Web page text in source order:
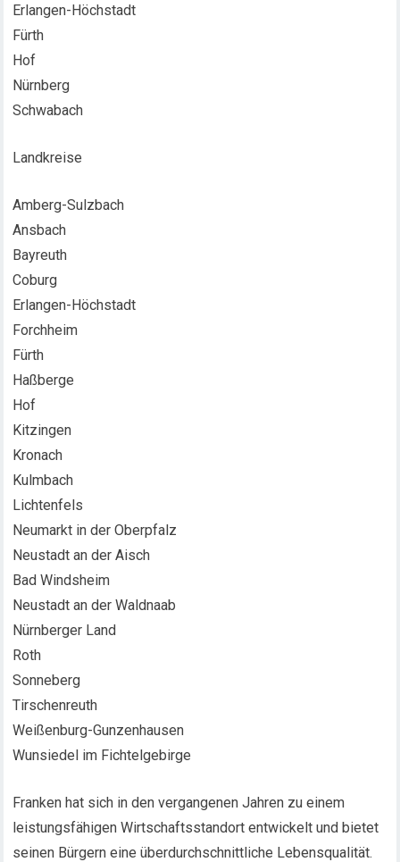
Erlangen-Höchstadt
Fürth
Hof
Nürnberg
Schwabach
Landkreise
Amberg-Sulzbach
Ansbach
Bayreuth
Coburg
Erlangen-Höchstadt
Forchheim
Fürth
Haßberge
Hof
Kitzingen
Kronach
Kulmbach
Lichtenfels
Neumarkt in der Oberpfalz
Neustadt an der Aisch
Bad Windsheim
Neustadt an der Waldnaab
Nürnberger Land
Roth
Sonneberg
Tirschenreuth
Weißenburg-Gunzenhausen
Wunsiedel im Fichtelgebirge
Franken hat sich in den vergangenen Jahren zu einem
leistungsfähigen Wirtschaftsstandort entwickelt und bietet
seinen Bürgern eine überdurchschnittliche Lebensqualität.